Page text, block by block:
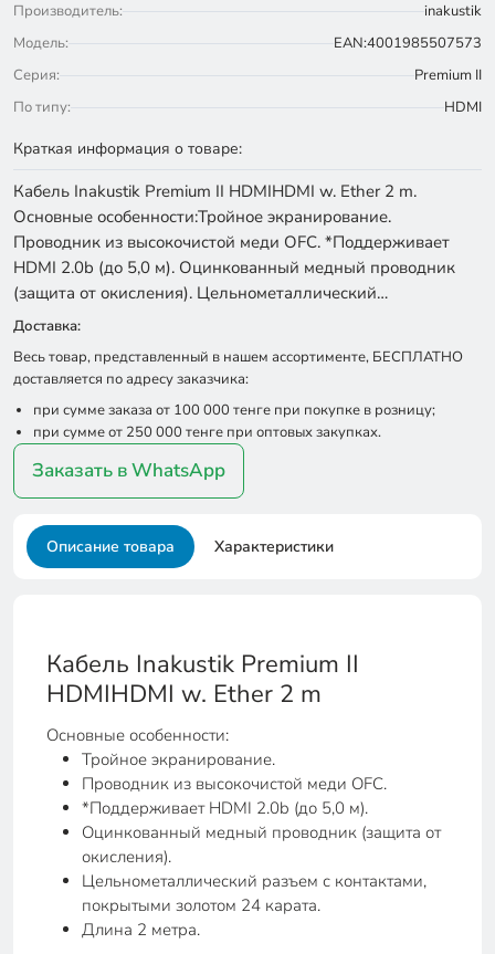
Производитель:
inakustik
Модель:
EAN:4001985507573
Серия:
Premium II
По типу:
HDMI
Краткая информация о товаре:
Кабель Inakustik Premium II HDMIHDMI w. Ether 2 m.
Основные особенности:Тройное экранирование.
Проводник из высокочистой меди OFC. *Поддерживает
HDMI 2.0b (до 5,0 м). Оцинкованный медный проводник
(защита от окисления). Цельнометаллический…
Доставка:
Весь товар, представленный в нашем ассортименте, БЕСПЛАТНО
доставляется по адресу заказчика:
при сумме заказа от 100 000 тенге при покупке в розницу;
при сумме от 250 000 тенге при оптовых закупках.
Заказать в WhatsApp
Описание товара Характеристики
Кабель Inakustik Premium II
HDMIHDMI w. Ether 2 m
Основные особенности:
Тройное экранирование.
Проводник из высокочистой меди OFC.
*Поддерживает HDMI 2.0b (до 5,0 м).
Оцинкованный медный проводник (защита от
окисления).
Цельнометаллический разъем с контактами,
покрытыми золотом 24 карата.
Длина 2 метра.